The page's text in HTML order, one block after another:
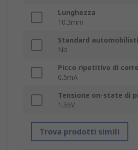
Lunghezza
10.3mm
Standard
No
Picco ripetitivo di
0.5mA
Tensione on-state di
1.55V
Trova prodotti simili